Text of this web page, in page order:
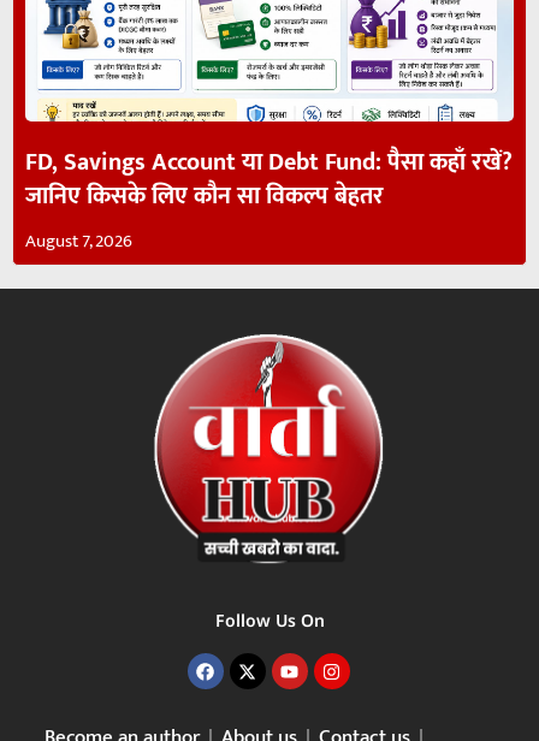
FD, Savings Account या Debt Fund: पैसा कहाँ रखें?
जानिए किसके लिए कौन सा विकल्प बेहतर
August 7, 2026
Follow Us On